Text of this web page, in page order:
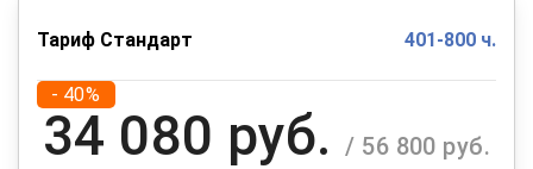
Тариф Стандарт 401-800 ч.
- 40%
34 080 руб. / 56 800 руб.